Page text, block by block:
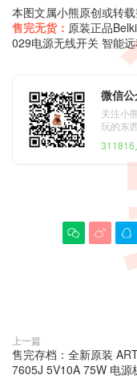
本图文属小熊原创或转
售完无货： 原装正品
029电源无线开关 智能
微信
关注小
玩的东
311816
  
上一篇
售完存档：全新原装
7605J 5V10A 75W 电源